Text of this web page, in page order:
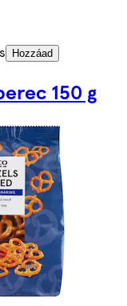
Hozzáad
150 g